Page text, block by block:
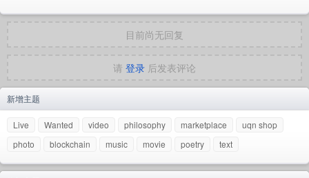
目前尚无回复
请 登录 后发表评论
新增主题
Live Wanted video philosophy marketplace
uqn shop
photo
blockchain music movie poetry text